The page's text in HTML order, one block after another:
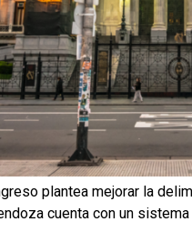
plantea mejorar la
cuenta con un